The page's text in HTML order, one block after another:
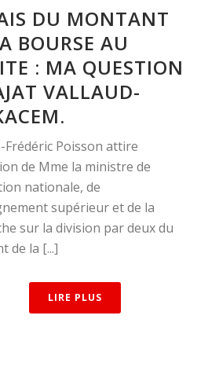
DU MONTANT
BOURSE AU
: MA QUESTION
VALLAUD-
Frédéric Poisson attire
de Mme la ministre de
nationale, de
supérieur et de la
sur la division par deux du
de la [...]
LIRE PLUS